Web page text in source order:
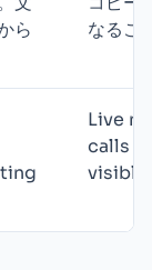
ら
なるこ
Live
calls